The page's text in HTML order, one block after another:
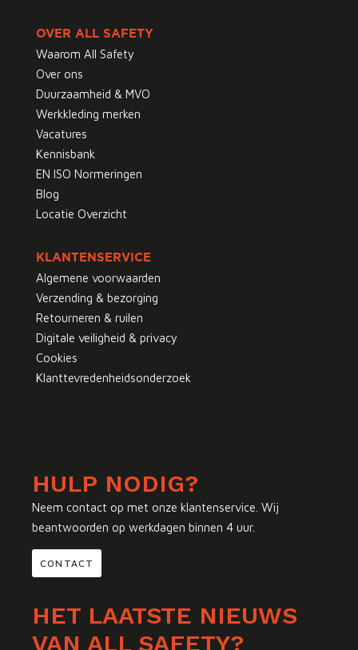
OVER ALL SAFETY
Waarom All Safety
Over ons
Duurzaamheid & MVO
Werkkleding merken
Vacatures
Kennisbank
EN ISO Normeringen
Blog
Locatie Overzicht
KLANTENSERVICE
Algemene voorwaarden
Verzending & bezorging
Retourneren & ruilen
Digitale veiligheid & privacy
Cookies
Klanttevredenheidsonderzoek
HULP NODIG?
Neem contact op met onze klantenservice. Wij
beantwoorden op werkdagen binnen 4 uur.
CONTACT
HET LAATSTE NIEUWS
VAN ALL SAFETY?